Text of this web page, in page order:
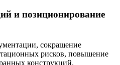
и позиционирование
сокращение
рисков, повышение
конструкций.